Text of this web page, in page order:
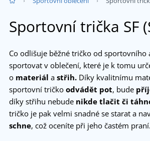
Sportovní trička SF
Co odlišuje běžné tričko od sportovního
sportovat v oblečení, které je k tomu
o materiál a střih. Díky kvalitnímu
sportovní tričko odvádět pot, bude
díky střihu nebude nikde tlačit či
tričko je pak velmi snadné se starat a
schne, což oceníte při jeho častém praní.